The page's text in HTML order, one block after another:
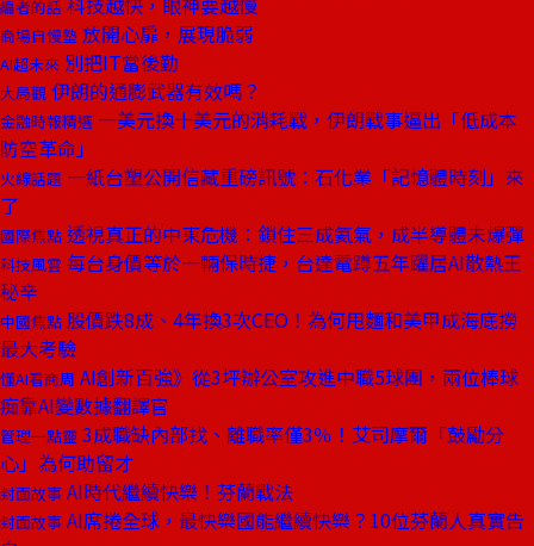
編者的話
商場自慢塾 放開心扉，展現脆弱
AI超未來 別把IT當後勤
大局觀 伊朗的通膨武器有效嗎？
金融時報精選 一美元換十美元的消耗戰，伊朗戰事逼出「低成本
防空革命」
火線話題 一紙台塑公開信藏重磅訊號：石化業「記憶體時刻」來
了
國際焦點 透視真正的中東危機：鎖住三成氦氣，成半導體未爆彈
科技風雲 每台身價等於一輛保時捷，台達電蹲五年躍居AI散熱王
秘辛
中國焦點 股價跌8成、4年換3次CEO！為何甩麵和美甲成海底撈
最大考驗
懂AI看商周 AI創新百強》從3坪辦公室攻進中職5球團，兩位棒球
痴靠AI變數據翻譯官
管理一點靈 3成職缺內部找、離職率僅3％！艾司摩爾「鼓勵分
心」為何助留才
封面故事 AI時代繼續快樂！芬蘭戰法
封面故事 AI席捲全球，最快樂國能繼續快樂？10位芬蘭人真實告